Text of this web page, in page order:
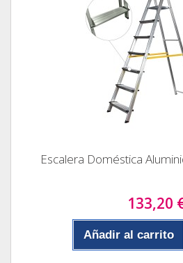
Escalera Doméstica
133,20
Añadir al carrito